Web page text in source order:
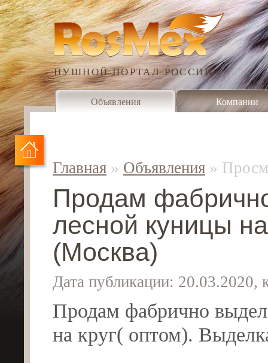
ПУШНОЙ ПОРТАЛ РОССИИ
Объявления Компании
Главная » Объявления »
Продам
лесной куницы
(Москва)
Дата публикации: 20.03.2020,
Продам фабрично
на круг( оптом).